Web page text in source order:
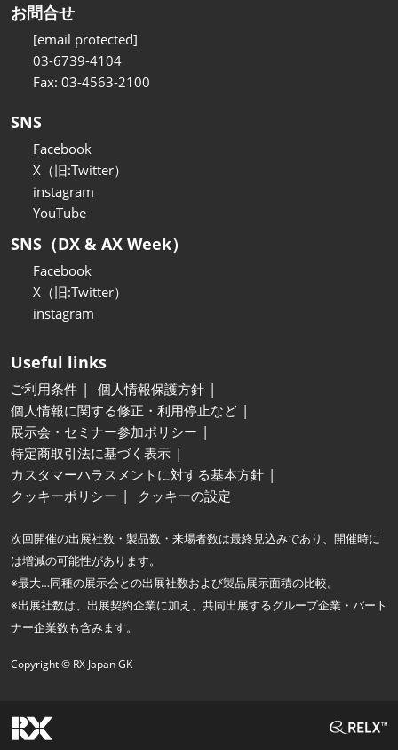
お問合せ
[email protected]
03-6739-4104
Fax: 03-4563-2100
SNS
Facebook
X（旧:Twitter）
instagram
YouTube
SNS（DX & AX Week）
Facebook
X（旧:Twitter）
instagram
Useful links
ご利用条件
個人情報保護方針
個人情報に関する修正・利用停止など
展示会・セミナー参加ポリシー
特定商取引法に基づく表示
カスタマーハラスメントに対する基本方針
クッキーポリシー
クッキーの設定
次回開催の出展社数・製品数・来場者数は最終見込みであり、開催時に
は増減の可能性があります。
※最大…同種の展示会との出展社数および製品展示面積の比較。
※出展社数は、出展契約企業に加え、共同出展するグループ企業・パート
ナー企業数も含みます。
Copyright © RX Japan GK